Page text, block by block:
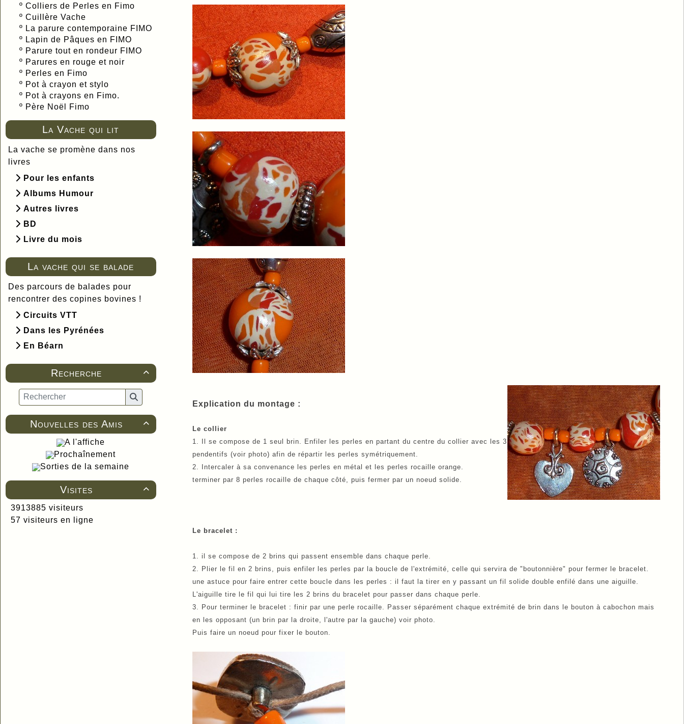
º Colliers de Perles en Fimo
º Cuillère Vache
º La parure contemporaine FIMO
º Lapin de Pâques en FIMO
º Parure tout en rondeur FIMO
º Parures en rouge et noir
º Perles en Fimo
º Pot à crayon et stylo
º Pot à crayons en Fimo.
º Père Noël Fimo
La Vache qui lit
La vache se promène dans nos
livres
Pour les enfants
Albums Humour
Autres livres
BD
Livre du mois
La vache qui se balade
Des parcours de balades pour
rencontrer des copines bovines !
Circuits VTT
Dans les Pyrénées
En Béarn

Recherche

Nouvelles des Amis
A l'affiche
Prochaînement
Sorties de la semaine

Visites
3913885 visiteurs
57 visiteurs en ligne
Explication du montage :
Le collier
1. Il se compose de 1 seul brin. Enfiler les perles en partant du centre du collier avec les 3
pendentifs (voir photo) afin de répartir les perles symétriquement.
2. Intercaler à sa convenance les perles en métal et les perles rocaille orange.
terminer par 8 perles rocaille de chaque côté, puis fermer par un noeud solide.
Le bracelet :
1. il se compose de 2 brins qui passent ensemble dans chaque perle.
2. Plier le fil en 2 brins, puis enfiler les perles par la boucle de l'extrémité, celle qui servira de "boutonnière" pour fermer le bracelet.
une astuce pour faire entrer cette boucle dans les perles : il faut la tirer en y passant un fil solide double enfilé dans une aiguille.
L'aiguille tire le fil qui lui tire les 2 brins du bracelet pour passer dans chaque perle.
3. Pour terminer le bracelet : finir par une perle rocaille. Passer séparément chaque extrémité de brin dans le bouton à cabochon mais
en les opposant (un brin par la droite, l'autre par la gauche) voir photo.
Puis faire un noeud pour fixer le bouton.